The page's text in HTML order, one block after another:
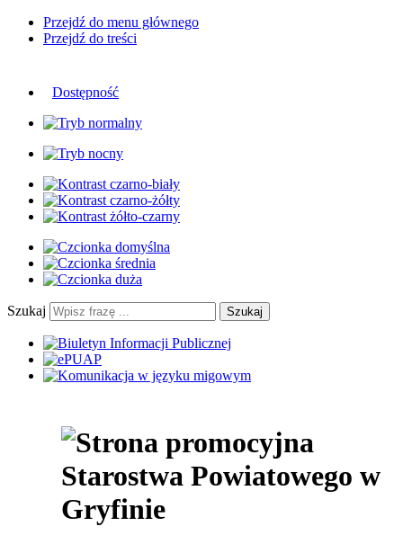
Przejdź do menu głównego
Przejdź do treści
Dostępność
Szukaj Szukaj